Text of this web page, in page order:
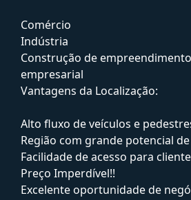
Comércio
Indústria
Construção de
empresarial
Vantagens da Localização:
Alto fluxo de veículos e
Região com grande potencial
Facilidade de acesso para
Preço Imperdível!!
Excelente oportunidade de